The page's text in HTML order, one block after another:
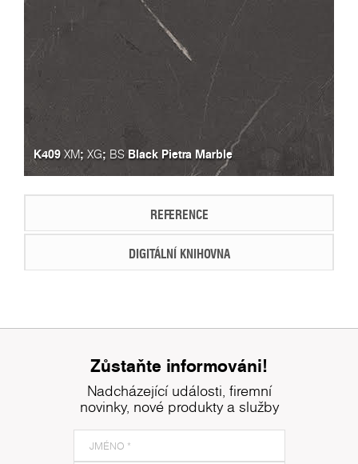
K409 XM; XG; BS Black Pietra Marble
REFERENCE
DIGITÁLNÍ KNIHOVNA
Zůstaňte informováni!
Nadcházející události, firemní
novinky, nové produkty a služby